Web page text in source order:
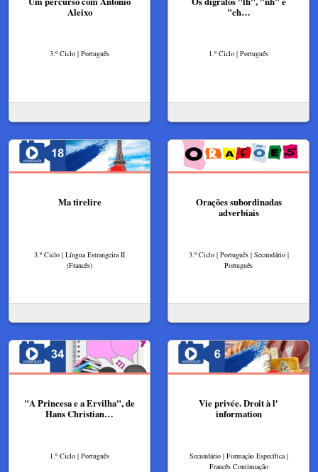
Aleixo
3.º Ciclo | Português
"ch…
1.º Ciclo | Português
Ma tirelire
3.º Ciclo | Língua Estrangeira II
(Francês)
Orações subordinadas
adverbiais
3.º Ciclo | Português | Secundário |
Português
"A Princesa e a Ervilha", de
Hans Christian…
1.º Ciclo | Português
Vie privée. Droit à l'
information
Secundário | Formação Específica |
Francês Continuação